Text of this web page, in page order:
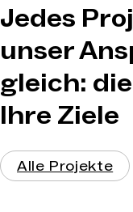
Jedes
unser
gleich:
Ihre Ziele
Alle Projekte